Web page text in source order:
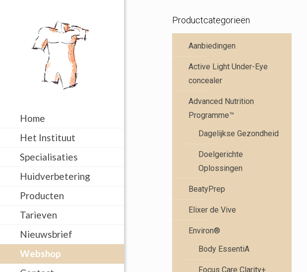
Home
Het Instituut
Specialisaties
Huidverbetering
Producten
Tarieven
Nieuwsbrief
Webshop
Productcategorieën
Aanbiedingen
Active Light Under-Eye
concealer
Advanced Nutrition
Programme™
Dagelijkse Gezondheid
Doelgerichte
Oplossingen
BeatyPrep
Elixer de Vive
Environ®
Body EssentiA
Focus Care Clarity+